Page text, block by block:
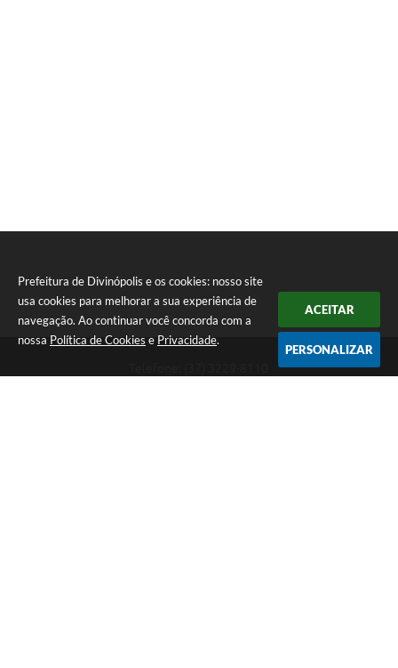
Prefeitura de Divinópolis e os cookies: nosso site
usa cookies para melhorar a sua experiência de
navegação. Ao continuar você concorda com a
nossa Política de Cookies e Privacidade.
ACEITAR
PERSONALIZAR